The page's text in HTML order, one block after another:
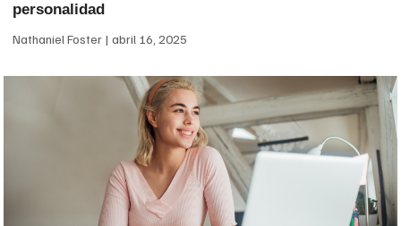
personalidad
Nathaniel Foster abril 16, 2025